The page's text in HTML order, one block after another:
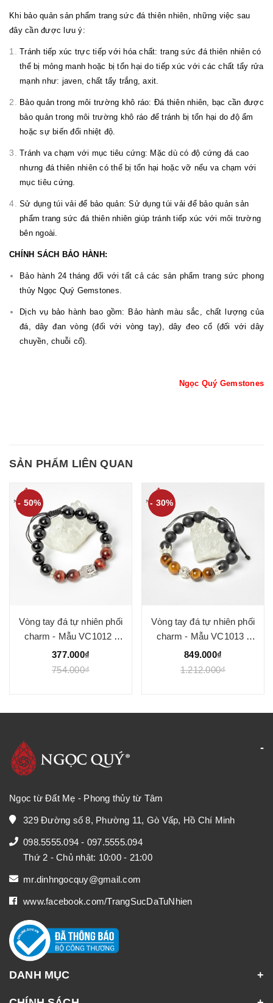
Khi bảo quản sản phẩm trang sức đá thiên nhiên, những việc sau
đây cần được lưu ý:
Tránh tiếp xúc trực tiếp với hóa chất: trang sức đá thiên nhiên có
thể bị mỏng manh hoặc bị tổn hại do tiếp xúc với các chất tẩy rửa
mạnh như: javen, chất tẩy trắng, axit.
Bảo quản trong môi trường khô ráo: Đá thiên nhiên, bạc cần được
bảo quản trong môi trường khô ráo để tránh bị tổn hại do độ ẩm
hoặc sự biến đổi nhiệt độ.
Tránh va chạm với mục tiêu cứng: Mặc dù có độ cứng đá cao
nhưng đá thiên nhiên có thể bị tổn hại hoặc vỡ nếu va chạm với
mục tiêu cứng.
Sử dụng túi vải để bảo quản: Sử dụng túi vải để bảo quản sản
phẩm trang sức đá thiên nhiên giúp tránh tiếp xúc với môi trường
bên ngoài.
CHÍNH SÁCH BẢO HÀNH:
Bảo hành 24 tháng đối với tất cả các sản phẩm trang sức phong
thủy Ngọc Quý Gemstones.
Dịch vụ bảo hành bao gồm: Bảo hành màu sắc, chất lượng của
đá, dây đan vòng (đối với vòng tay), dây đeo cổ (đối với dây
chuyền, chuỗi cổ).
Ngọc Quý Gemstones
SẢN PHẨM LIÊN QUAN
- 50%
Vòng tay đá tự nhiên phối
charm - Mẫu VC1012 -
Ngọc Quý
377.000₫
754.000₫
- 30%
Vòng tay đá tự nhiên phối
charm - Mẫu VC1013 -
Ngọc Quý
849.000₫
1.212.000₫
Ngọc từ Đất Mẹ - Phong thủy từ Tâm
329 Đường số 8, Phường 11, Gò Vấp, Hồ Chí Minh
098.5555.094 - 097.5555.094
Thứ 2 - Chủ nhật: 10:00 - 21:00
mr.dinhngocquy@gmail.com
www.facebook.com/TrangSucDaTuNhien
DANH MỤC